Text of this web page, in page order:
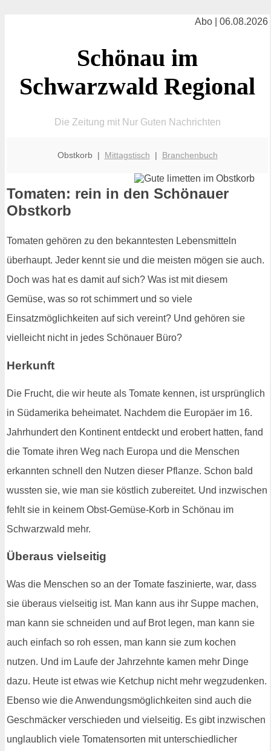
Abo | 06.08.2026
Schönau im
Schwarzwald Regional
Die Zeitung mit Nur Guten Nachrichten
Obstkorb | Mittagstisch | Branchenbuch
Tomaten: rein in den Schönauer
Obstkorb
Tomaten gehören zu den bekanntesten Lebensmitteln
überhaupt. Jeder kennt sie und die meisten mögen sie auch.
Doch was hat es damit auf sich? Was ist mit diesem
Gemüse, was so rot schimmert und so viele
Einsatzmöglichkeiten auf sich vereint? Und gehören sie
vielleicht nicht in jedes Schönauer Büro?
Herkunft
Die Frucht, die wir heute als Tomate kennen, ist ursprünglich
in Südamerika beheimatet. Nachdem die Europäer im 16.
Jahrhundert den Kontinent entdeckt und erobert hatten, fand
die Tomate ihren Weg nach Europa und die Menschen
erkannten schnell den Nutzen dieser Pflanze. Schon bald
wussten sie, wie man sie köstlich zubereitet. Und inzwischen
fehlt sie in keinem Obst-Gemüse-Korb in Schönau im
Schwarzwald mehr.
Überaus vielseitig
Was die Menschen so an der Tomate faszinierte, war, dass
sie überaus vielseitig ist. Man kann aus ihr Suppe machen,
man kann sie schneiden und auf Brot legen, man kann sie
auch einfach so roh essen, man kann sie zum kochen
nutzen. Und im Laufe der Jahrzehnte kamen mehr Dinge
dazu. Heute ist etwas wie Ketchup nicht mehr wegzudenken.
Ebenso wie die Anwendungsmöglichkeiten sind auch die
Geschmäcker verschieden und vielseitig. Es gibt inzwischen
unglaublich viele Tomatensorten mit unterschiedlicher